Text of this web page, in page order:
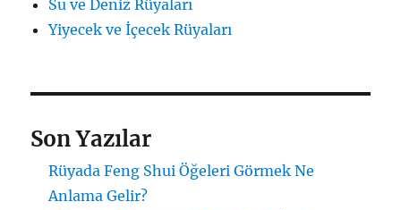
Su ve Deniz Rüyaları
Yiyecek ve İçecek Rüyaları
Son Yazılar
Rüyada Feng Shui Öğeleri Görmek Ne
Anlama Gelir?